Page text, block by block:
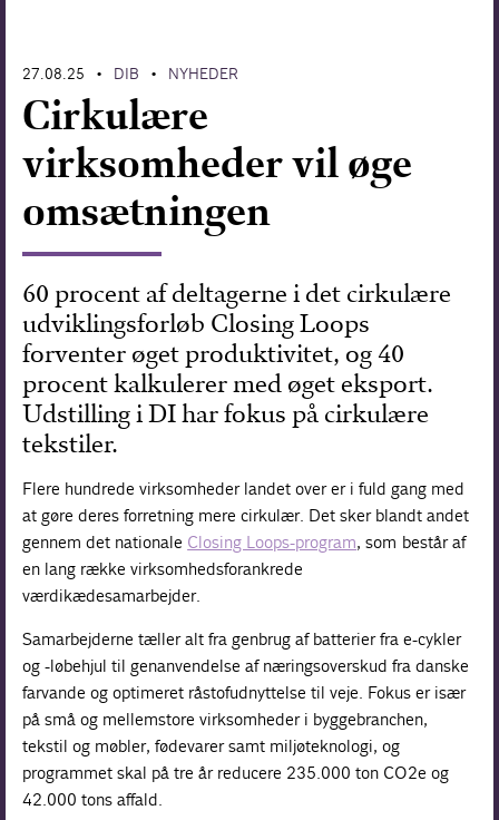
27.08.25 • DIB • NYHEDER
Cirkulære
virksomheder vil øge
omsætningen
60 procent af deltagerne i det cirkulære
udviklingsforløb Closing Loops
forventer øget produktivitet, og 40
procent kalkulerer med øget eksport.
Udstilling i DI har fokus på cirkulære
tekstiler.
Flere hundrede virksomheder landet over er i fuld gang med
at gøre deres forretning mere cirkulær. Det sker blandt andet
gennem det nationale Closing Loops-program, som består af
en lang række virksomhedsforankrede
værdikædesamarbejder.
Samarbejderne tæller alt fra genbrug af batterier fra e-cykler
og -løbehjul til genanvendelse af næringsoverskud fra danske
farvande og optimeret råstofudnyttelse til veje. Fokus er især
på små og mellemstore virksomheder i byggebranchen,
tekstil og møbler, fødevarer samt miljøteknologi, og
programmet skal på tre år reducere 235.000 ton CO2e og
42.000 tons affald.